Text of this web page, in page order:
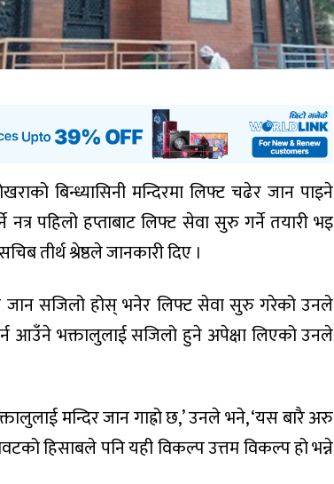
बिन्ध्यासिनी मन्दिरमा लिफ्ट चढेर जान पाइने
पहिलो हप्ताबाट लिफ्ट सेवा सुरु गर्ने तयारी भइ
तीर्थ श्रेष्ठले जानकारी दिए ।
जान सजिलो होस् भनेर लिफ्ट सेवा सुरु गरेको उनले
आउँने भक्तालुलाई सजिलो हुने अपेक्षा लिएको उनले
मन्दिर जान गाह्रो छ,’ उनले भने, ‘यस बारै अरु
हिसाबले पनि यही विकल्प उत्तम विकल्प हो भन्ने